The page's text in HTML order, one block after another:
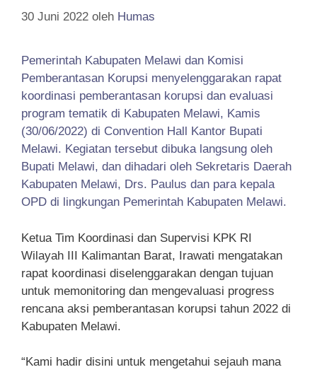
30 Juni 2022 oleh Humas
Pemerintah Kabupaten Melawi dan Komisi
Pemberantasan Korupsi menyelenggarakan rapat
koordinasi pemberantasan korupsi dan evaluasi
program tematik di Kabupaten Melawi, Kamis
(30/06/2022) di Convention Hall Kantor Bupati
Melawi. Kegiatan tersebut dibuka langsung oleh
Bupati Melawi, dan dihadari oleh Sekretaris Daerah
Kabupaten Melawi, Drs. Paulus dan para kepala
OPD di lingkungan Pemerintah Kabupaten Melawi.
Ketua Tim Koordinasi dan Supervisi KPK RI
Wilayah III Kalimantan Barat, Irawati mengatakan
rapat koordinasi diselenggarakan dengan tujuan
untuk memonitoring dan mengevaluasi progress
rencana aksi pemberantasan korupsi tahun 2022 di
Kabupaten Melawi.
“Kami hadir disini untuk mengetahui sejauh mana